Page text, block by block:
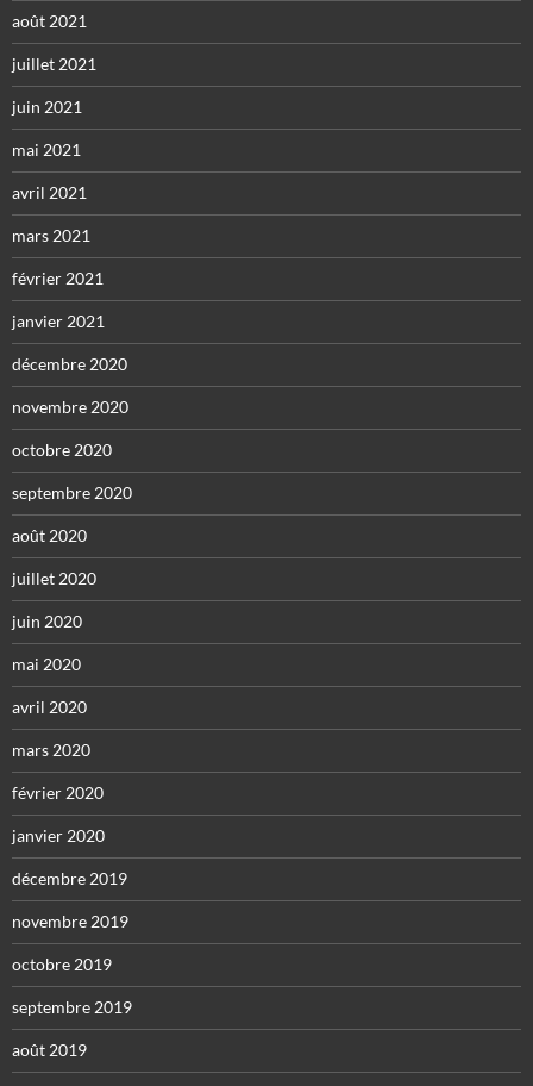
août 2021
juillet 2021
juin 2021
mai 2021
avril 2021
mars 2021
février 2021
janvier 2021
décembre 2020
novembre 2020
octobre 2020
septembre 2020
août 2020
juillet 2020
juin 2020
mai 2020
avril 2020
mars 2020
février 2020
janvier 2020
décembre 2019
novembre 2019
octobre 2019
septembre 2019
août 2019